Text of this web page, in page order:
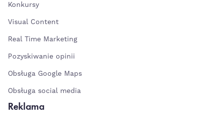
Konkursy
Visual Content
Real Time Marketing
Pozyskiwanie opinii
Obsługa Google Maps
Obsługa social media
Reklama